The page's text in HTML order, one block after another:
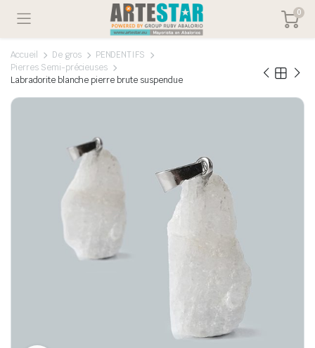
0
Accueil De gros
PENDENTIFS
Pierres Semi-précieuses
Labradorite blanche pierre brute suspendue